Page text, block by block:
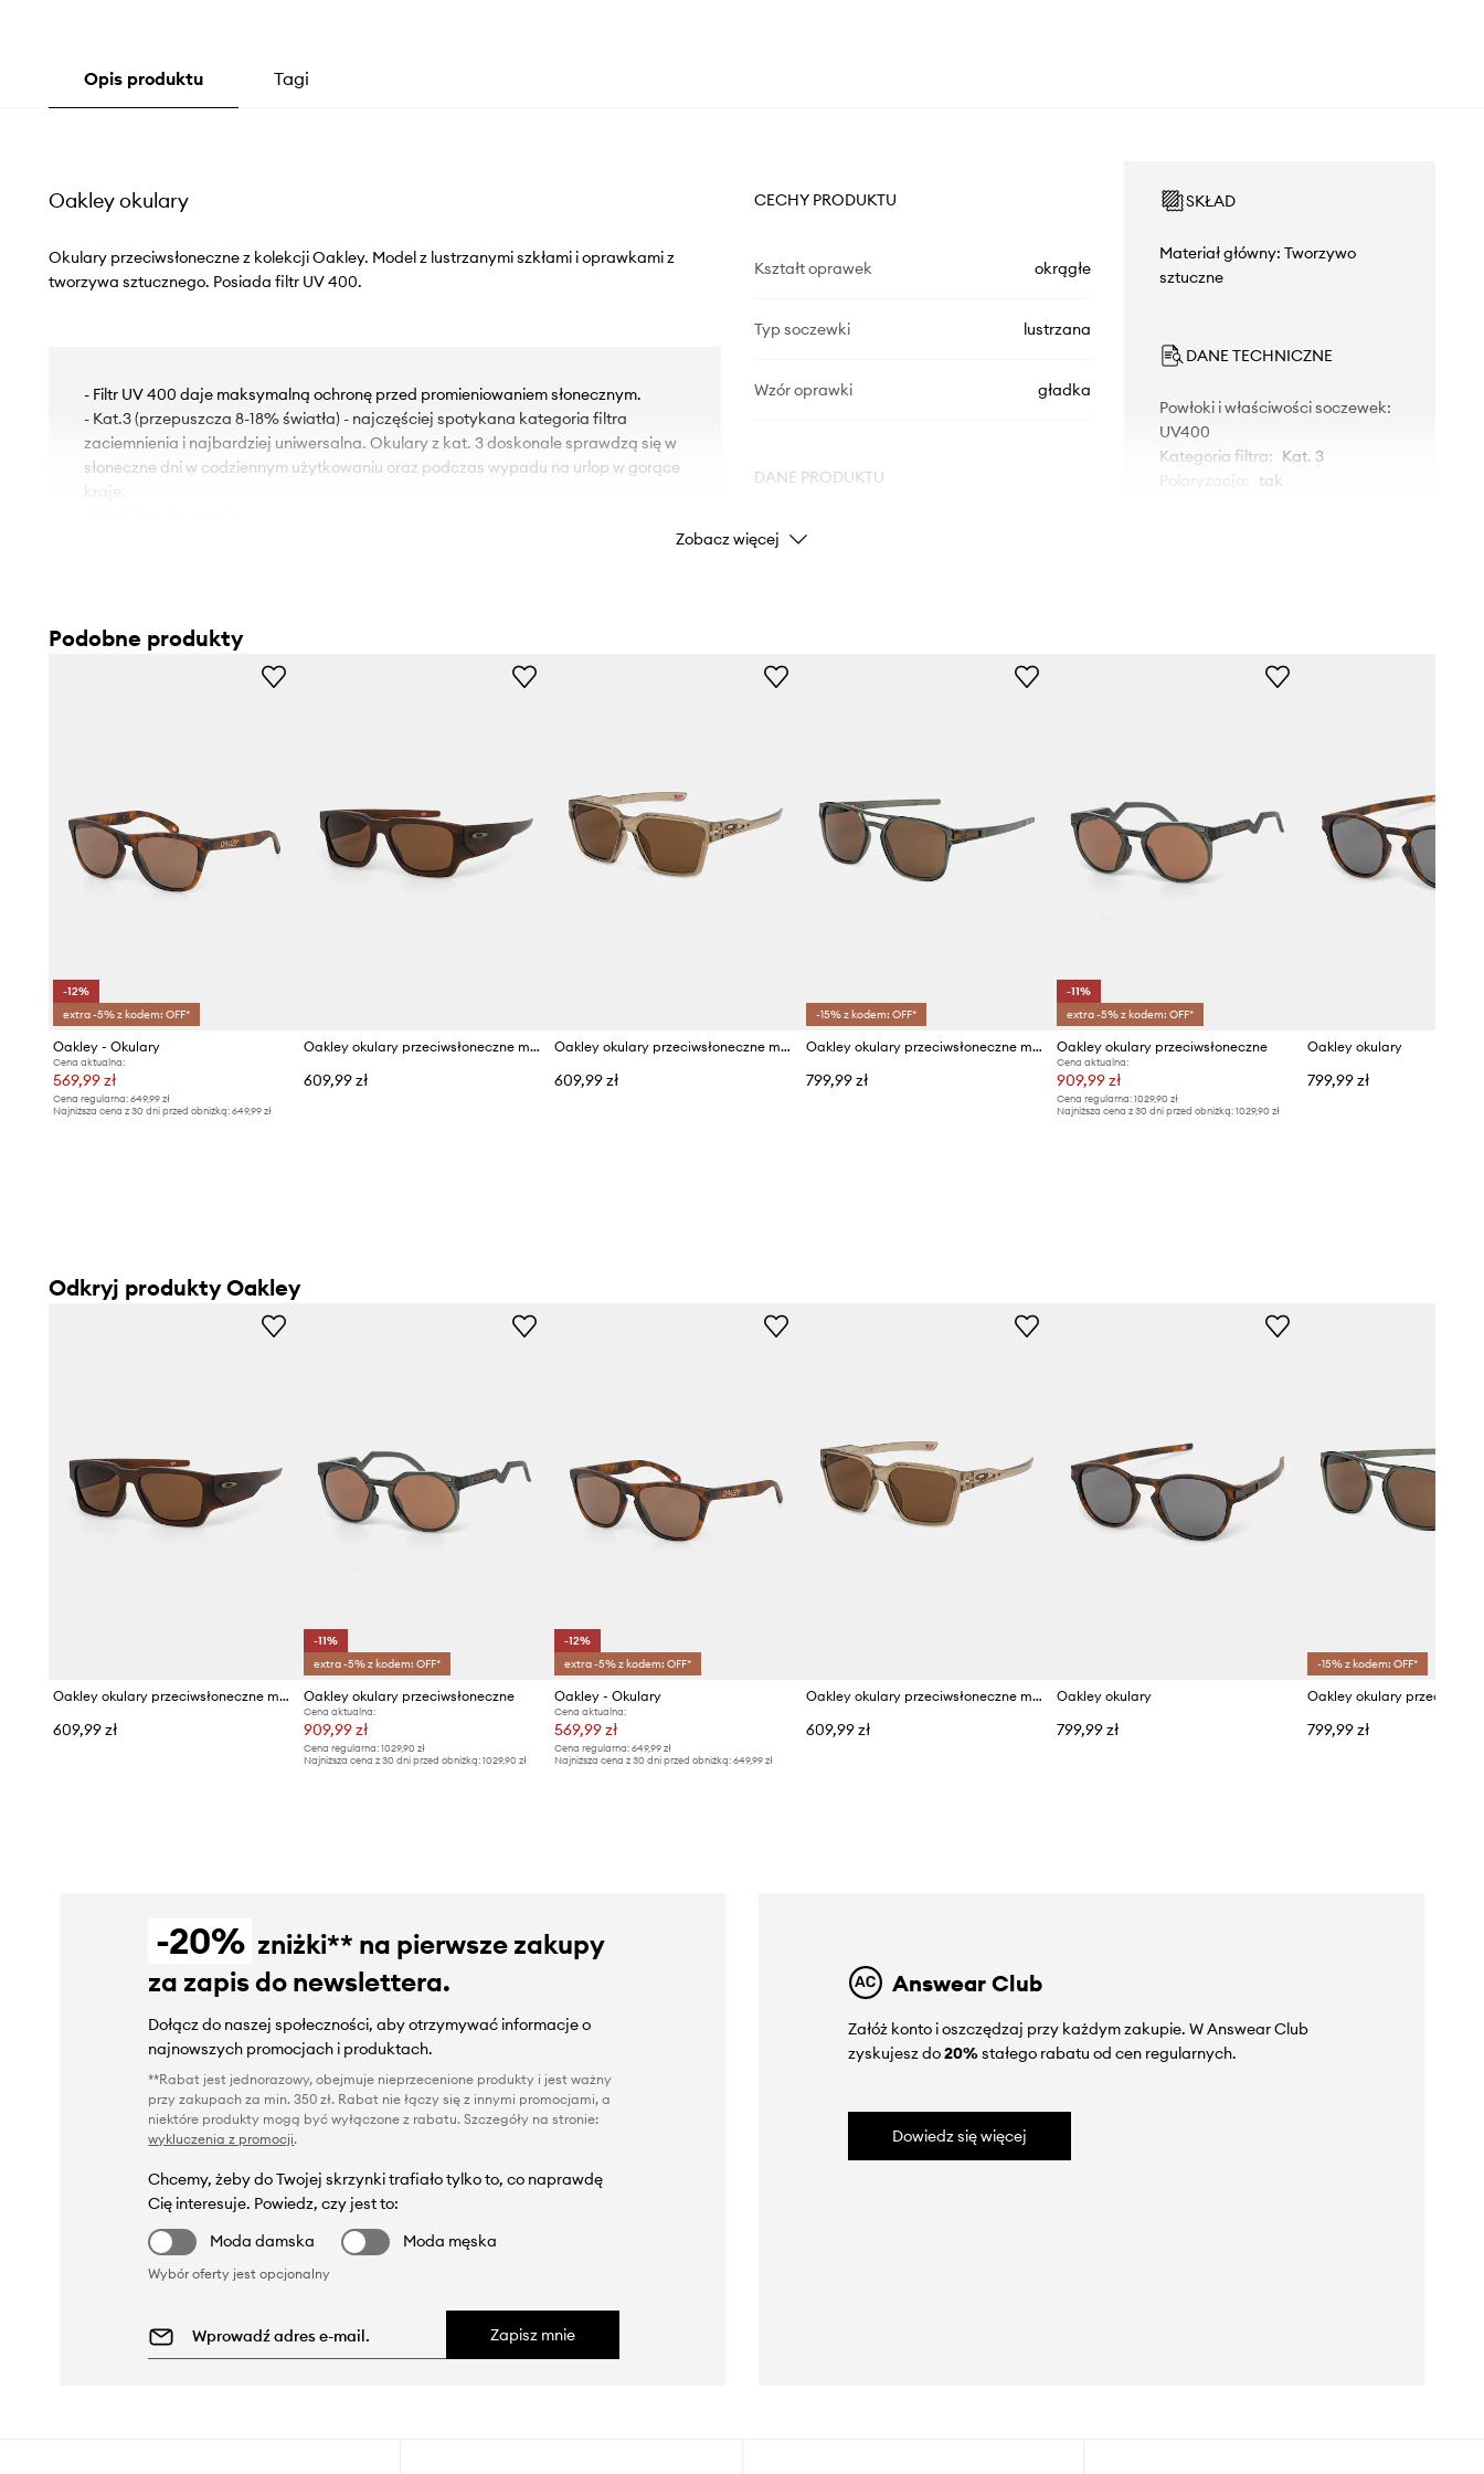
Opis produktu Tagi
Oakley okulary
Okulary przeciwsłoneczne z kolekcji Oakley. Model z lustrzanymi szkłami i oprawkami z
tworzywa sztucznego. Posiada filtr UV 400.
- Filtr UV 400 daje maksymalną ochronę przed promieniowaniem słonecznym.
- Kat.3 (przepuszcza 8-18% światła) - najczęściej spotykana kategoria filtra
zaciemnienia i najbardziej uniwersalna. Okulary z kat. 3 doskonale sprawdzą się w
słoneczne dni w codziennym użytkowaniu oraz podczas wypadu na urlop w gorące
kraje.
CECHY PRODUKTU
Kształt oprawek okrągłe
Typ soczewki lustrzana
Wzór oprawki gładka
DANE PRODUKTU
Kod producenta
Marka Oakley
SKŁAD
Materiał główny: Tworzywo
sztuczne
DANE TECHNICZNE
Powłoki i właściwości soczewek:
UV400
Kategoria filtra: Kat. 3
Polaryzacja
tak
Zobacz więcej
Podobne produkty
-12%
extra -5% z kodem: OFF*
Oakley - Okulary
Cena aktualna:
569,99 zł
Cena regularna: 649,99 zł
Najniższa cena z 30 dni przed obniżką: 649,99 zł
Oakley okulary przeciwsłoneczne męskie
609,99 zł
Oakley okulary przeciwsłoneczne męskie
609,99 zł
-15% z kodem: OFF*
Oakley okulary przeciwsłoneczne męskie
799,99 zł
-11%
extra -5% z kodem: OFF*
Oakley okulary przeciwsłoneczne
Cena aktualna:
909,99 zł
Cena regularna:1029,90 zł
Najniższa cena z 30 dni przed obniżką:1029,90 zł
Oakley okulary
799,99 zł
Odkryj produkty Oakley
Oakley okulary przeciwsłoneczne męskie
609,99 zł
-11%
extra -5% z kodem: OFF*
Oakley okulary przeciwsłoneczne
Cena aktualna:
909,99 zł
Cena regularna:1029,90 zł
Najniższa cena z 30 dni przed obniżką:1029,90 zł
-12%
extra -5% z kodem: OFF*
Oakley - Okulary
Cena aktualna:
569,99 zł
Cena regularna: 649,99 zł
Najniższa cena z 30 dni przed obniżką: 649,99 zł
Oakley okulary przeciwsłoneczne męskie
609,99 zł
Oakley okulary
799,99 zł
-15% z kodem: OFF*
799,99 zł
-20% zniżki** na pierwsze zakupy
za zapis do newslettera.
Dołącz do naszej społeczności, aby otrzymywać informacje o
najnowszych promocjach i produktach.
**Rabat jest jednorazowy, obejmuje nieprzecenione produkty i jest ważny
przy zakupach za min. 350 zł. Rabat nie łączy się z innymi promocjami, a
niektóre produkty mogą być wyłączone z rabatu. Szczegóły na stronie:
wykluczenia z promocji.
Chcemy, żeby do Twojej skrzynki trafiało tylko to, co naprawdę
Cię interesuje. Powiedz, czy jest to:
Moda damska
Moda męska
Wybór oferty jest opcjonalny
Zapisz mnie
Answear Club
Załóż konto i oszczędzaj przy każdym zakupie. W Answear Club
zyskujesz do20%stałego rabatu od cen regularnych.
Dowiedz się więcej